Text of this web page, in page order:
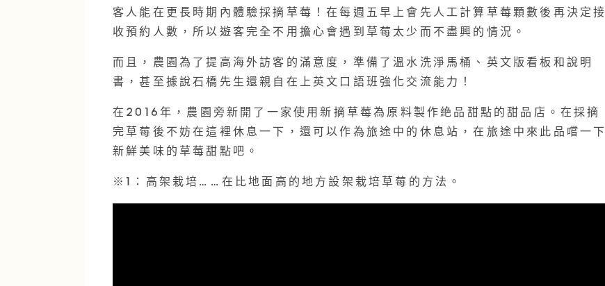
客人能在更長時期內體驗採摘草莓！在每週五早上會先人工計算草莓顆數後再決定接
收預約人數，所以遊客完全不用擔心會遇到草莓太少而不盡興的情況。
而且，農園為了提高海外訪客的滿意度，準備了溫水洗淨馬桶、英文版看板和說明
書，甚至據說石橋先生還親自在上英文口語班強化交流能力！
在2016年，農園旁新開了一家使用新摘草莓為原料製作絶品甜點的甜品店。在採摘
完草莓後不妨在這裡休息一下，還可以作為旅途中的休息站，在旅途中來此品嚐一下
新鮮美味的草莓甜點吧。
※1：高架栽培……在比地面高的地方設架栽培草莓的方法。